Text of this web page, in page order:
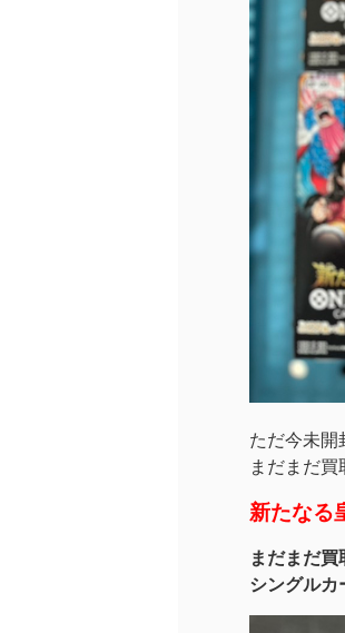
ただ今未開
まだまだ買
新たなる
まだまだ買
シングルカ